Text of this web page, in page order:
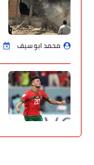
محمد ابو سيف